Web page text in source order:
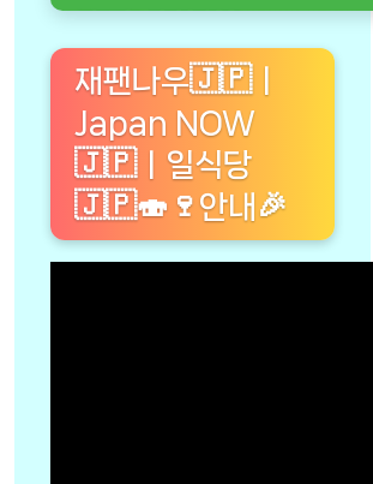
재팬나우🇯🇵ㅣ
Japan NOW
🇯🇵ㅣ일식당
🇯🇵🍣🍷안내🎉